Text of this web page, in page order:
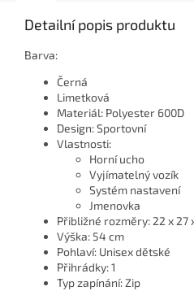
Detailní popis produktu
Barva:
Černá
Limetková
Materiál: Polyester 600D
Design: Sportovní
Vlastnosti:
Horní ucho
Vyjímatelný vozík
Systém nastavení
Jmenovka
Přibližné rozměry: 22 x 27
Výška: 54 cm
Pohlaví: Unisex dětské
Přihrádky: 1
Typ zapínání: Zip